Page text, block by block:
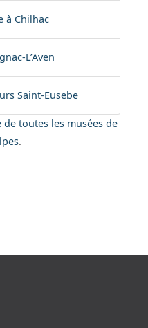
à Chilhac
L’Aven
Saint-Eusebe
de toutes les musées de
.